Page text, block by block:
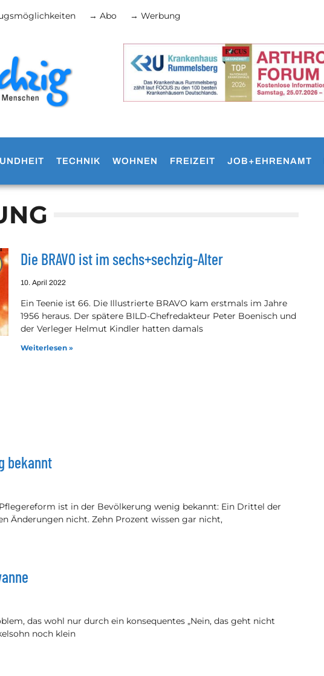
→ Abo → Werbung
TECHNIK WOHNEN FREIZEIT JOB+EHRENAMT
Die BRAVO ist im sechs+sechzig-Alter
10. April 2022
Ein Teenie ist 66. Die Illustrierte BRAVO kam erstmals im Jahre
1956 heraus. Der spätere BILD-Chefredakteur Peter Boenisch und
der Verleger Helmut Kindler hatten damals
Weiterlesen »
bekannt
ist in der Bevölkerung wenig bekannt: Ein Drittel der
Änderungen nicht. Zehn Prozent wissen gar nicht,
das wohl nur durch ein konsequentes „Nein, das geht nicht
noch klein